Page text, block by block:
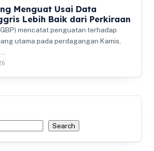
Menguat Usai Data
Lebih Baik dari Perkiraan
mencatat penguatan terhadap
utama pada perdagangan Kamis,
Search